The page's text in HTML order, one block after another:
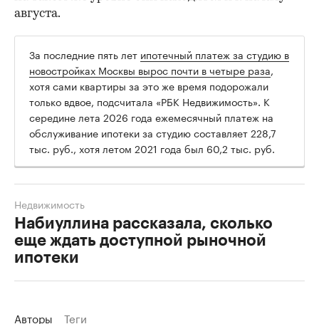
августа.
За последние пять лет ипотечный платеж за студию в
новостройках Москвы вырос почти в четыре раза,
хотя сами квартиры за это же время подорожали
только вдвое, подсчитала «РБК Недвижимость». К
середине лета 2026 года ежемесячный платеж на
обслуживание ипотеки за студию составляет 228,7
тыс. руб., хотя летом 2021 года был 60,2 тыс. руб.
Набиуллина рассказала, сколько
еще ждать доступной рыночной
ипотеки
Недвижимость
Авторы Теги